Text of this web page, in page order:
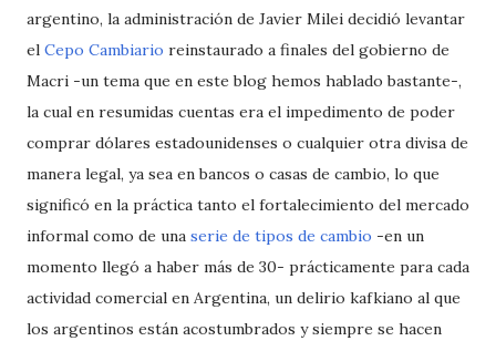
argentino, la administración de Javier Milei decidió levantar
el Cepo Cambiario reinstaurado a finales del gobierno de
Macri -un tema que en este blog hemos hablado bastante-,
la cual en resumidas cuentas era el impedimento de poder
comprar dólares estadounidenses o cualquier otra divisa de
manera legal, ya sea en bancos o casas de cambio, lo que
significó en la práctica tanto el fortalecimiento del mercado
informal como de una serie de tipos de cambio -en un
momento llegó a haber más de 30- prácticamente para cada
actividad comercial en Argentina, un delirio kafkiano al que
los argentinos están acostumbrados y siempre se hacen